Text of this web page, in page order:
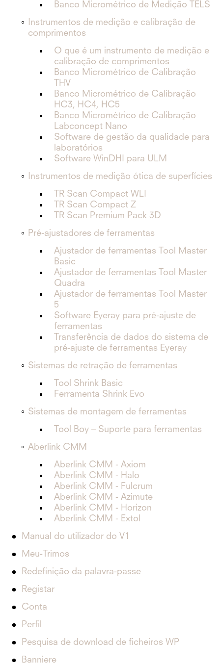
Banco Micrométrico de Medição TELS
Instrumentos de medição e calibração de
comprimentos
O que é um instrumento de medição e
calibração de comprimentos
Banco Micrométrico de Calibração
THV
Banco Micrométrico de Calibração
HC3, HC4, HC5
Banco Micrométrico de Calibração
Labconcept Nano
Software de gestão da qualidade para
laboratórios
Software WinDHI para ULM
Instrumentos de medição ótica de superfícies
TR Scan Compact WLI
TR Scan Compact Z
TR Scan Premium Pack 3D
Pré-ajustadores de ferramentas
Ajustador de ferramentas Tool Master
Basic
Ajustador de ferramentas Tool Master
Quadra
Ajustador de ferramentas Tool Master
5
Software Eyeray para pré-ajuste de
ferramentas
Transferência de dados do sistema de
pré-ajuste de ferramentas Eyeray
Sistemas de retração de ferramentas
Tool Shrink Basic
Ferramenta Shrink Evo
Sistemas de montagem de ferramentas
Tool Boy – Suporte para ferramentas
Aberlink CMM
Aberlink CMM - Axiom
Aberlink CMM - Halo
Aberlink CMM - Fulcrum
Aberlink CMM - Azimute
Aberlink CMM - Horizon
Aberlink CMM - Extol
Manual do utilizador do V1
Meu-Trimos
Redefinição da palavra-passe
Registar
Conta
Perfil
Pesquisa de download de ficheiros WP
Banniere